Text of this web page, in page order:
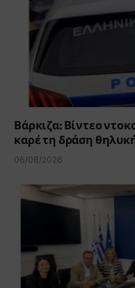
Βάρκιζα: Βίντεο
καρέ τη δράση
06/08/2026